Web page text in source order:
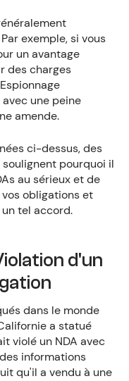
exemple, si vous
un avantage
des charges
une peine
amende.
ci-dessus, des
pourquoi il
au sérieux et de
obligations et
tel accord.
d'un
dans le monde
a statué
violé un NDA avec
informations
qu'il a vendu à une